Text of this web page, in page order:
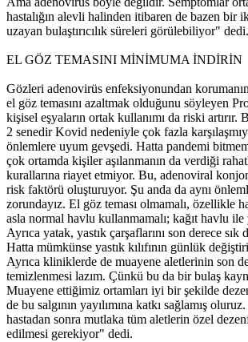
hastalığın alevli halinden itibaren de bazen bir
uzayan bulaştırıcılık süreleri görülebiliyor" dedi.
EL GÖZ TEMASINI MİNİMUMA İNDİRİN
Gözleri adenovirüs enfeksiyonundan
el göz temasını azaltmak olduğunu söyleyen
kişisel eşyaların ortak kullanımı da riski artırır.
2 senedir Kovid nedeniyle çok fazla
önlemlere uyum gevşedi. Hatta pandemi
çok ortamda kişiler aşılanmanın da verdiği
kurallarına riayet etmiyor. Bu, adenoviral
risk faktörü oluşturuyor. Şu anda da aynı
zorundayız. El göz teması olmamalı, özellikle
asla normal havlu kullanmamalı; kağıt havlu
Ayrıca yatak, yastık çarşaflarını son derece
Hatta mümkünse yastık kılıfının günlük
Ayrıca kliniklerde de muayene aletlerinin son
temizlenmesi lazım. Çünkü bu da bir bulaş
Muayene ettiğimiz ortamları iyi bir şekilde
de bu salgının yayılımına katkı sağlamış
hastadan sonra mutlaka tüm aletlerin özel
edilmesi gerekiyor" dedi.